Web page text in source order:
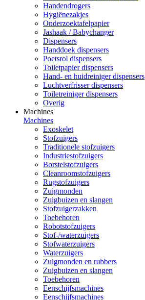
Handendrogers
Hygiënezakjes
Onderzoektafelpapier
Jashaak / Babychanger
Dispensers
Handdoek dispensers
Poetsrol dispensers
Toiletpapier dispensers
Hand- en huidreiniger dispensers
Luchtverfrisser dispensers
Toiletreiniger dispensers
Overig
Machines
Machines
Exoskelet
Stofzuigers
Traditionele stofzuigers
Industriestofzuigers
Borstelstofzuigers
Cleanroomstofzuigers
Rugstofzuigers
Zuigmonden
Zuigbuizen en slangen
Stofzuigerzakken
Toebehoren
Robotstofzuigers
Stof-/waterzuigers
Stofwaterzuigers
Waterzuigers
Zuigmonden en rubbers
Zuigbuizen en slangen
Toebehoren
Eenschijfsmachines
Eenschijfsmachines